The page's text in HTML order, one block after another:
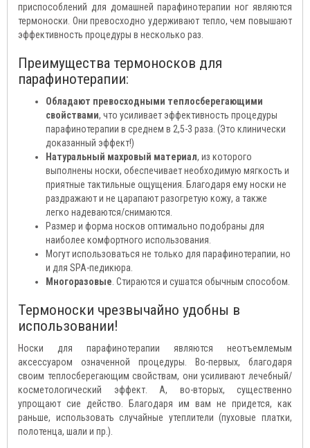
приспособлений для домашней парафинотерапии ног являются
термоноски. Они превосходно удерживают тепло, чем повышают
эффективность процедуры в несколько раз.
Преимущества термоносков для
парафинотерапии:
Обладают превосходными теплосберегающими
свойствами, что усиливает эффективность процедуры
парафинотерапии в среднем в 2,5-3 раза. (Это клинически
доказанный эффект!)
Натуральный махровый материал, из которого
выполнены носки, обеспечивает необходимую мягкость и
приятные тактильные ощущения. Благодаря ему носки не
раздражают и не царапают разогретую кожу, а также
легко надеваются/снимаются.
Размер и форма носков оптимально подобраны для
наиболее комфортного использования.
Могут использоваться не только для парафинотерапии, но
и для SPA-педикюра.
Многоразовые . Стираются и сушатся обычным способом.
Термоноски чрезвычайно удобны в
использовании!
Носки для парафинотерапии являются неотъемлемым
аксессуаром означенной процедуры. Во-первых, благодаря
своим теплосберегающим свойствам, они усиливают лечебный/
косметологический эффект. А, во-вторых, существенно
упрощают сие действо. Благодаря им вам не придется, как
раньше, использовать случайные утеплители (пуховые платки,
полотенца, шали и пр.).